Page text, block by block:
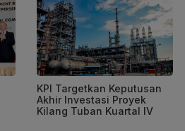
KPI Targetkan Keputusan
Akhir Investasi Proyek
Kilang Tuban Kuartal IV